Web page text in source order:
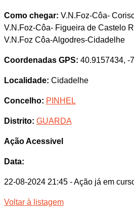
Como chegar: V.N.Foz-Côa-
V.N.Foz-Côa- Figueira de Castelo
V.N.Foz Côa-Algodres-Cidadelhe
Coordenadas GPS: 40.9157434, -
Localidade: Cidadelhe
Concelho: PINHEL
Distrito: GUARDA
Ação Acessivel
Data:
22-08-2024 21:45 - Ação já em
Voltar à listagem